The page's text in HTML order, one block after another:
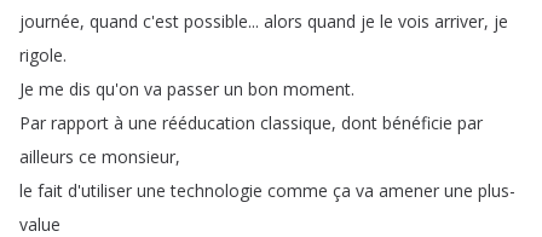
journée, quand c'est possible... alors quand je le vois arriver, je
rigole.
Je me dis qu'on va passer un bon moment.
Par rapport à une rééducation classique, dont bénéficie par
ailleurs ce monsieur,
le fait d'utiliser une technologie comme ça va amener une plus-
value